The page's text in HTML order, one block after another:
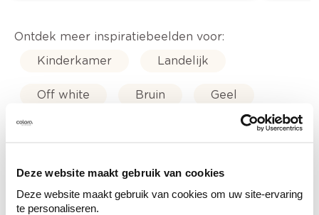
Deze website maakt gebruik van cookies
Deze website maakt gebruik van cookies om uw site-ervaring
te personaliseren.
Ontdek meer inspiratiebeelden voor:
Kinderkamer
Landelijk
Off white Bruin Geel
Trendkleuren-2022